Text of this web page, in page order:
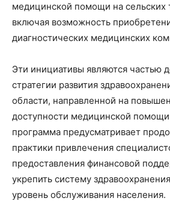
медицинской помощи на сельских
включая возможность
диагностических медицинских
Эти инициативы являются частью
стратегии развития
области, направленной на
доступности медицинской
программа предусматривает
практики привлечения
предоставления финансовой
укрепить систему
уровень обслуживания населения.